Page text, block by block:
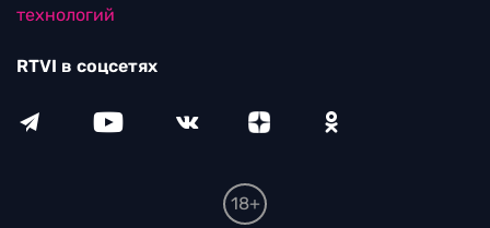
технологий
RTVI в соцсетях
18+